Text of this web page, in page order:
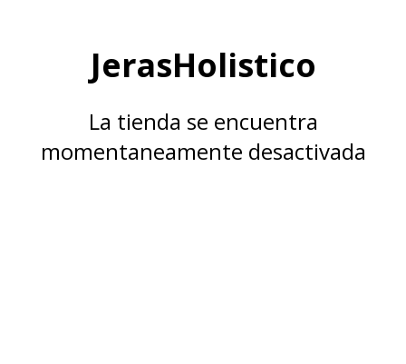
JerasHolistico
La tienda se encuentra
momentaneamente desactivada